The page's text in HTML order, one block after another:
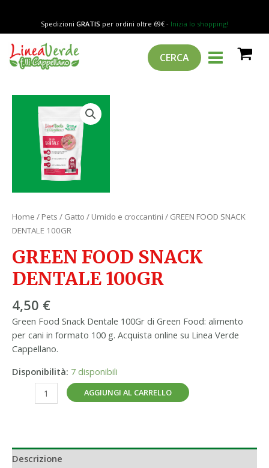
contenuto
Spedizioni GRATIS per ordini oltre 69€ - Inizia lo shopping!
CERCA
MAIN
MENU
Home / Pets / Gatto / Umido e croccantini / GREEN FOOD SNACK
DENTALE 100GR
GREEN FOOD SNACK
DENTALE 100GR
4,50 €
Green Food Snack Dentale 100Gr di Green Food: alimento
per cani in formato 100 g. Acquista online su Linea Verde
Cappellano.
Disponibilità: 7 disponibili
SNACK
DENTALE
quantità
AGGIUNGI AL CARRELLO
Descrizione